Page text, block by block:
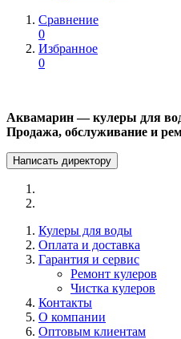
Сравнение
0
Избранное
0
Аквамарин — кулеры для
Продажа, обслуживание и
Написать директору
Кулеры для воды
Оплата и доставка
Гарантия и сервис
Ремонт кулеров
Чистка кулеров
Контакты
О компании
Оптовым клиентам